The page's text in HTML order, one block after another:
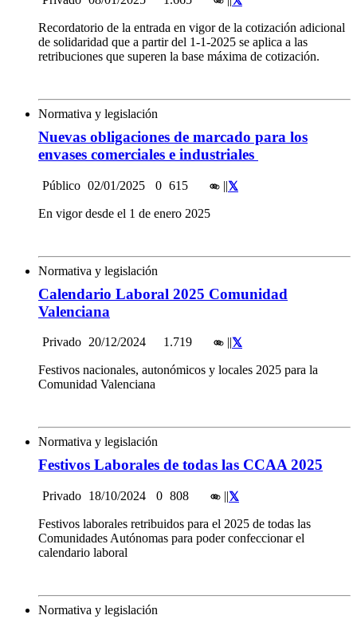
Recordatorio de la entrada en vigor de la cotización adicional
de solidaridad que a partir del 1-1-2025 se aplica a las
retribuciones que superen la base máxima de cotización.
Normativa y legislación
Nuevas obligaciones de marcado para los
envases comerciales e industriales
Público 02/01/2025 0 615 ||
En vigor desde el 1 de enero 2025
Normativa y legislación
Calendario Laboral 2025 Comunidad
Valenciana
Privado 20/12/2024 1.719 ||
Festivos nacionales, autonómicos y locales 2025 para la
Comunidad Valenciana
Normativa y legislación
Festivos Laborales de todas las CCAA 2025
Privado 18/10/2024 0 808 ||
Festivos laborales retribuidos para el 2025 de todas las
Comunidades Autónomas para poder confeccionar el
calendario laboral
Normativa y legislación